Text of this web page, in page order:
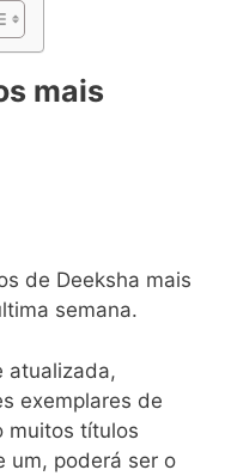
mais
de Deeksha mais
semana.
atualizada,
exemplares de
muitos títulos
um, poderá ser o